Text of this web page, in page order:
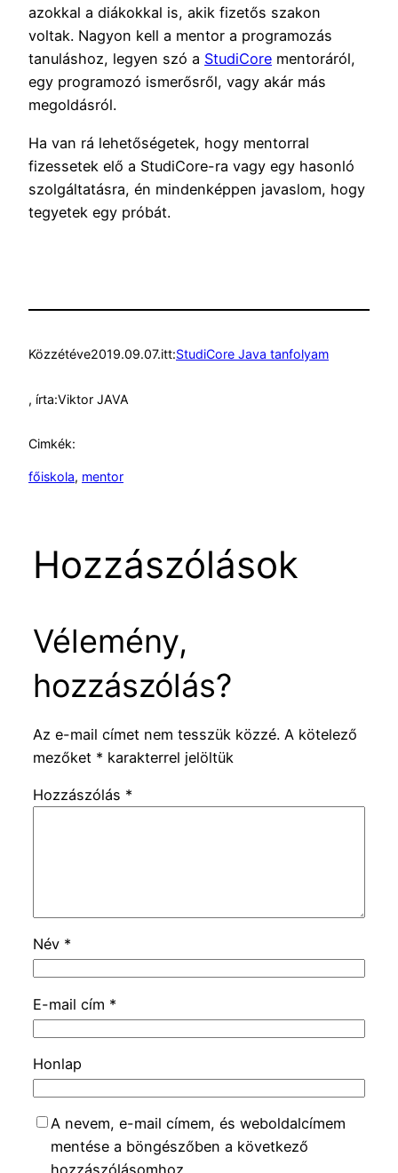
azokkal a diákokkal is, akik fizetős szakon
voltak. Nagyon kell a mentor a programozás
tanuláshoz, legyen szó a StudiCore mentoráról,
egy programozó ismerősről, vagy akár más
megoldásról.
Ha van rá lehetőségetek, hogy mentorral
fizessetek elő a StudiCore-ra vagy egy hasonló
szolgáltatásra, én mindenképpen javaslom, hogy
tegyetek egy próbát.
Közzétéve2019.09.07.itt:StudiCore Java tanfolyam
, írta:Viktor JAVA
Cimkék:
főiskola, mentor
Hozzászólások
Vélemény,
hozzászólás?
Az e-mail címet nem tesszük közzé. A kötelező
mezőket * karakterrel jelöltük
Hozzászólás *
Név *
E-mail cím *
Honlap
A nevem, e-mail címem, és weboldalcímem
mentése a böngészőben a következő